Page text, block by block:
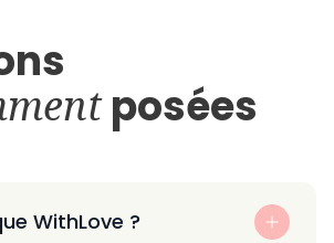
posées
WithLove ?